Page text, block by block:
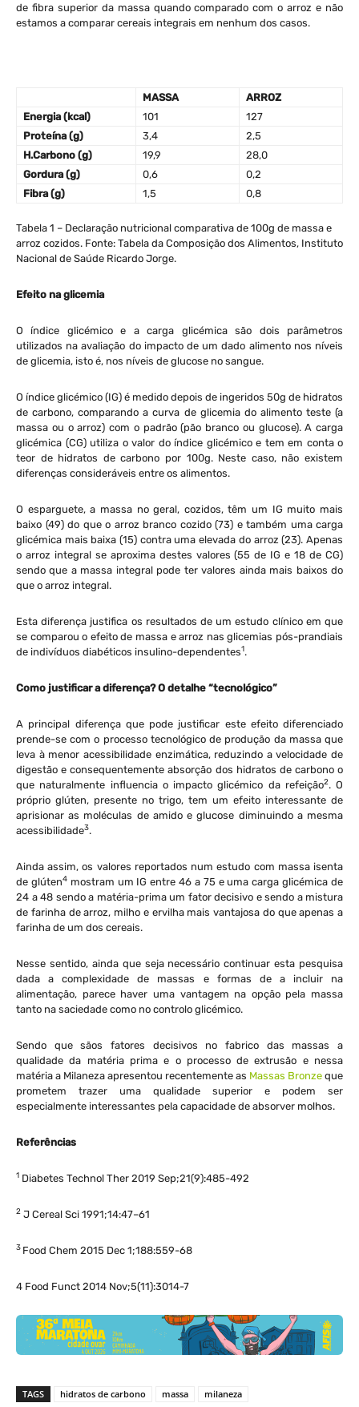
de fibra superior da massa quando comparado com o arroz e não
estamos a comparar cereais integrais em nenhum dos casos.
MASSA
ARROZ
Energia (kcal)
101
127
Proteína (g)
3,4
2,5
H.Carbono (g)
19,9
28,0
Gordura (g)
0,6
0,2
Fibra (g)
1,5 0,8
Tabela 1 – Declaração nutricional comparativa de 100g de massa e
arroz cozidos. Fonte: Tabela da Composição dos Alimentos, Instituto
Nacional de Saúde Ricardo Jorge.
Efeito na glicemia
O índice glicémico e a carga glicémica são dois parâmetros
utilizados na avaliação do impacto de um dado alimento nos níveis
de glicemia, isto é, nos níveis de glucose no sangue.
O índice glicémico (IG) é medido depois de ingeridos 50g de hidratos
de carbono, comparando a curva de glicemia do alimento teste (a
massa ou o arroz) com o padrão (pão branco ou glucose). A carga
glicémica (CG) utiliza o valor do índice glicémico e tem em conta o
teor de hidratos de carbono por 100g. Neste caso, não existem
diferenças consideráveis entre os alimentos.
O esparguete, a massa no geral, cozidos, têm um IG muito mais
baixo (49) do que o arroz branco cozido (73) e também uma carga
glicémica mais baixa (15) contra uma elevada do arroz (23). Apenas
o arroz integral se aproxima destes valores (55 de IG e 18 de CG)
sendo que a massa integral pode ter valores ainda mais baixos do
que o arroz integral.
Esta diferença justifica os resultados de um estudo clínico em que
se comparou o efeito de massa e arroz nas glicemias pós-prandiais
de indivíduos diabéticos insulino-dependentes1.
Como justificar a diferença? O detalhe “tecnológico”
A principal diferença que pode justificar este efeito diferenciado
prende-se com o processo tecnológico de produção da massa que
leva à menor acessibilidade enzimática, reduzindo a velocidade de
digestão e consequentemente absorção dos hidratos de carbono o
que naturalmente influencia o impacto glicémico da refeição2. O
próprio glúten, presente no trigo, tem um efeito interessante de
aprisionar as moléculas de amido e glucose diminuindo a mesma
acessibilidade3.
Ainda assim, os valores reportados num estudo com massa isenta
de glúten4mostram um IG entre 46 a 75 e uma carga glicémica de
24 a 48 sendo a matéria-prima um fator decisivo e sendo a mistura
de farinha de arroz, milho e ervilha mais vantajosa do que apenas a
farinha de um dos cereais.
Nesse sentido, ainda que seja necessário continuar esta pesquisa
dada a complexidade de massas e formas de a incluir na
alimentação, parece haver uma vantagem na opção pela massa
tanto na saciedade como no controlo glicémico.
Sendo que sãos fatores decisivos no fabrico das massas a
qualidade da matéria prima e o processo de extrusão e nessa
matéria a Milaneza apresentou recentemente as Massas Bronze que
prometem trazer uma qualidade superior e podem ser
especialmente interessantes pela capacidade de absorver molhos.
Referências
1 Diabetes Technol Ther 2019 Sep;21(9):485-492
2 J Cereal Sci 1991;14:47–61
3 Food Chem 2015 Dec 1;188:559-68
4 Food Funct 2014 Nov;5(11):3014-7
TAGS hidratos de carbono massa milaneza